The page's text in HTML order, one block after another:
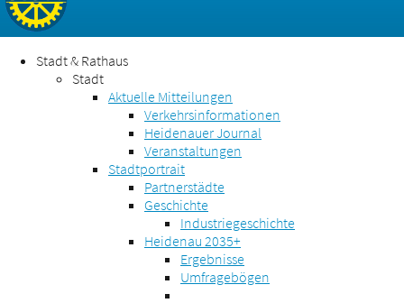
Stadt & Rathaus
Stadt
Aktuelle Mitteilungen
Verkehrsinformationen
Heidenauer Journal
Veranstaltungen
Stadtportrait
Partnerstädte
Geschichte
Industriegeschichte
Heidenau 2035+
Ergebnisse
Umfragebögen